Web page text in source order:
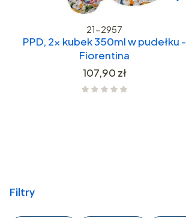
21-2957
PPD, 2x kubek 350ml w pudełku -
Fiorentina
Cena
107,90 zł
Filtry